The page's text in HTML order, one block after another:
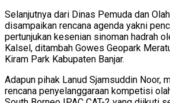
Selanjutnya dari Dinas Pemuda dan
disampaikan rencana agenda yakni
pertunjukan kesenian sinoman hadrah
Kalsel, ditambah Gowes Geopark
Kiram Park Kabupaten Banjar.
Adapun pihak Lanud Sjamsuddin Noor,
rencana penyelanggaraan kompetisi